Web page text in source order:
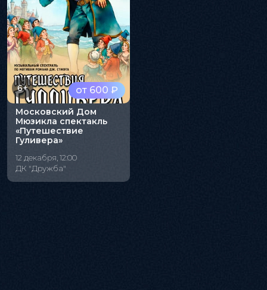
от 600 ₽
6+
Московский Дом
Мюзикла спектакль
«Путешествие
Гуливера»
12 декабря, 12:00
ДК "Дружба"